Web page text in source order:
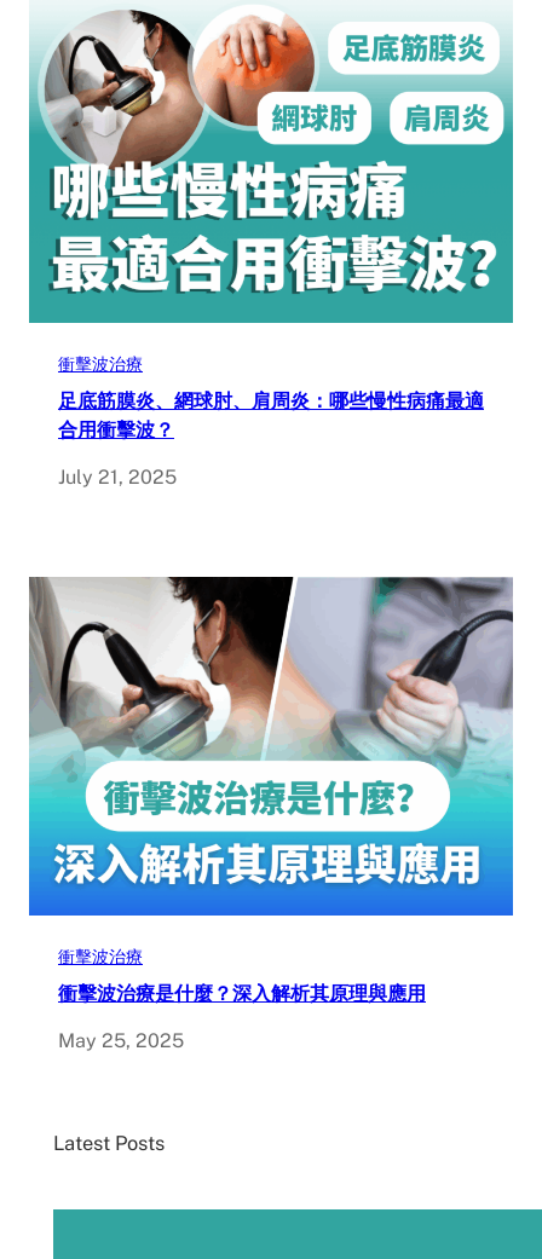
衝擊波治療
足底筋膜炎、網球肘、肩周炎：哪些慢性病痛最適
合用衝擊波？
July 21, 2025
衝擊波治療
衝擊波治療是什麼？深入解析其原理與應用
May 25, 2025
Latest Posts